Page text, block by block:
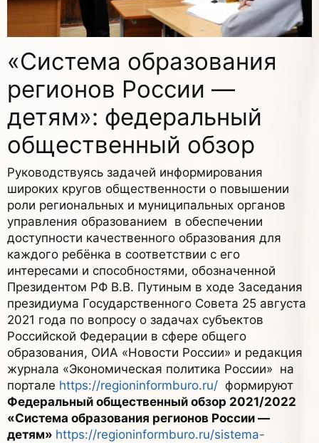
«Система образования
регионов России —
детям»: федеральный
общественный обзор
Руководствуясь задачей информирования
широких кругов общественности о повышении
роли региональных и муниципальных органов
управления образованием в обеспечении
доступности качественного образования для
каждого ребёнка в соответствии с его
интересами и способностями, обозначенной
Президентом РФ В.В. Путиным в ходе Заседания
президиума Государственного Совета 25 августа
2021 года по вопросу о задачах субъектов
Российской Федерации в сфере общего
образования, ОИА «Новости России» и редакция
журнала «Экономическая политика России» на
портале https://regioninformburo.ru/ формируют
Федеральный общественный обзор 2021/2022
«Система образования регионов России —
детям» https://regioninformburo.ru/sistema-